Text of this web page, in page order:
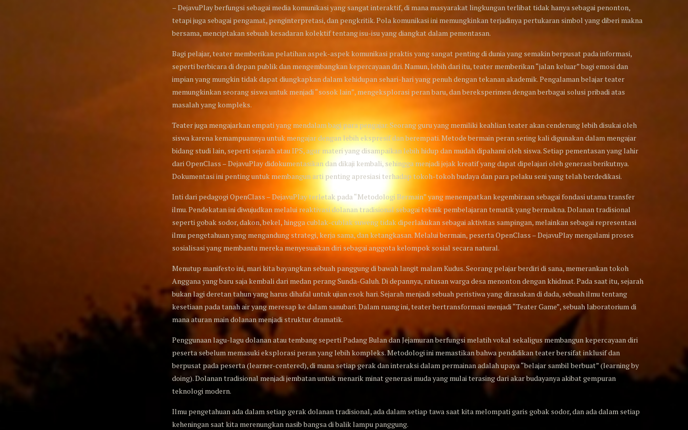
– DejavuPlay berfungsi sebagai media komunikasi yang sangat interaktif, di mana masyarakat lingkungan terlibat tidak hanya sebagai penonton,
tetapi juga sebagai pengamat, penginterpretasi, dan pengkritik. Pola komunikasi ini memungkinkan terjadinya pertukaran simbol yang diberi makna
bersama, menciptakan sebuah kesadaran kolektif tentang isu-isu yang diangkat dalam pementasan.
Bagi pelajar, teater memberikan pelatihan aspek-aspek komunikasi praktis yang sangat penting di dunia yang semakin berpusat pada informasi,
seperti berbicara di depan publik dan mengembangkan kepercayaan diri. Namun, lebih dari itu, teater memberikan “jalan keluar” bagi emosi dan
impian yang mungkin tidak dapat diungkapkan dalam kehidupan sehari-hari yang penuh dengan tekanan akademik. Pengalaman belajar teater
memungkinkan seorang siswa untuk menjadi “sosok lain”, mengeksplorasi peran baru, dan bereksperimen dengan berbagai solusi pribadi atas
masalah yang kompleks.
Teater juga mengajarkan empati yang mendalam bagi para pengajar. Seorang guru yang memiliki keahlian teater akan cenderung lebih disukai oleh
siswa karena kemampuannya untuk mengajar dengan lebih ekspresif dan berempati. Metode bermain peran sering kali digunakan dalam mengajar
bidang studi lain, seperti sejarah atau IPS, agar materi yang disampaikan lebih hidup dan mudah dipahami oleh siswa. Setiap pementasan yang lahir
dari OpenClass – DejavuPlay didokumentasikan dan dikaji kembali, sehingga menjadi jejak kreatif yang dapat dipelajari oleh generasi berikutnya.
Dokumentasi ini penting untuk membangun arti penting apresiasi terhadap tokoh-tokoh budaya dan para pelaku seni yang telah berdedikasi.
Inti dari pedagogi OpenClass – DejavuPlay terletak pada “Metodologi Bermain” yang menempatkan kegembiraan sebagai fondasi utama transfer
ilmu. Pendekatan ini diwujudkan melalui reaktivasi dolanan tradisional sebagai teknik pembelajaran tematik yang bermakna. Dolanan tradisional
seperti gobak sodor, dakon, bekel, hingga cublak-cublak suweng tidak diperlakukan sebagai aktivitas sampingan, melainkan sebagai representasi
ilmu pengetahuan yang mengandung strategi, kerja sama, dan ketangkasan. Melalui bermain, peserta OpenClass – DejavuPlay mengalami proses
sosialisasi yang membantu mereka menyesuaikan diri sebagai anggota kelompok sosial secara natural.
Menutup manifesto ini, mari kita bayangkan sebuah panggung di bawah langit malam Kudus. Seorang pelajar berdiri di sana, memerankan tokoh
Anggana yang baru saja kembali dari medan perang Sunda-Galuh. Di depannya, ratusan warga desa menonton dengan khidmat. Pada saat itu, sejarah
bukan lagi deretan tahun yang harus dihafal untuk ujian esok hari. Sejarah menjadi sebuah peristiwa yang dirasakan di dada, sebuah ilmu tentang
kesetiaan pada tanah air yang meresap ke dalam sanubari. Dalam ruang ini, teater bertransformasi menjadi “Teater Game”, sebuah laboratorium di
mana aturan main dolanan menjadi struktur dramatik.
Penggunaan lagu-lagu dolanan atau tembang seperti Padang Bulan dan Jejamuran berfungsi melatih vokal sekaligus membangun kepercayaan diri
peserta sebelum memasuki eksplorasi peran yang lebih kompleks. Metodologi ini memastikan bahwa pendidikan teater bersifat inklusif dan
berpusat pada peserta (learner-centered), di mana setiap gerak dan interaksi dalam permainan adalah upaya “belajar sambil berbuat” (learning by
doing). Dolanan tradisional menjadi jembatan untuk menarik minat generasi muda yang mulai terasing dari akar budayanya akibat gempuran
teknologi modern.
Ilmu pengetahuan ada dalam setiap gerak dolanan tradisional, ada dalam setiap tawa saat kita melompati garis gobak sodor, dan ada dalam setiap
keheningan saat kita merenungkan nasib bangsa di balik lampu panggung.